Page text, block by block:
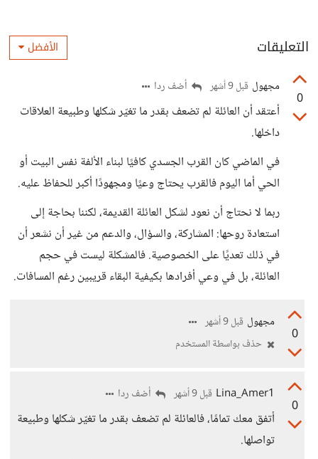
التعليقات الأفضل
0
مجهول قبل 9 أشهر أضف ردا
أعتقد أن العائلة لم تضعف بقدر ما تغيّر شكلها وطبيعة العلاقات
داخلها.
في الماضي كان القرب الجسدي كافيًا لبناء الألفة نفس البيت أو
الحي أما اليوم فالقرب يحتاج وعيًا ومجهودًا أكبر للحفاظ عليه.
ربما لا نحتاج أن نعود لشكل العائلة القديمة، لكننا بحاجة إلى
استعادة روحها: المشاركة، والسؤال، والدعم من غير أن نشعر أن
في ذلك تعديًا على الخصوصية. فالمشكلة ليست في حجم
العائلة، بل في وعي أفرادها بكيفية البقاء قريبين رغم المسافات.
0
مجهول قبل 9 أشهر
حذف بواسطة المستخدم
0
Lina_Amer1 قبل 9 أشهر أضف ردا
أتفق معك تمامًا، فالعائلة لم تضعف بقدر ما تغيّر شكلها وطبيعة
تواصلها.